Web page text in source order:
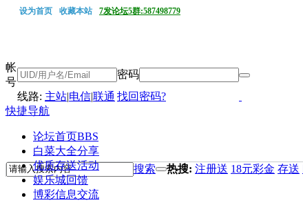
设为首页 收藏本站 7发论坛5群:587498779
帐
号
密码
线路: 主站|电信|联通 找回密码?
快捷导航
论坛首页BBS
白菜大全分享
优质存送活动
娱乐城回馈
博彩信息交流
搜索 热搜: 注册送 18元彩金 存送